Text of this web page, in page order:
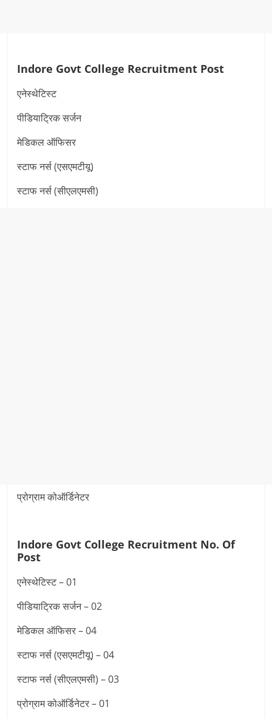
Indore Govt College Recruitment Post
एनेस्थेटिस्ट
पीडियाट्रिक सर्जन
मेडिकल ऑफिसर
स्टाफ नर्स (एसएमटीयू)
स्टाफ नर्स (सीएलएमसी)
प्रोग्राम कोऑर्डिनेटर
Indore Govt College Recruitment No. Of
Post
एनेस्थेटिस्ट – 01
पीडियाट्रिक सर्जन – 02
मेडिकल ऑफिसर – 04
स्टाफ नर्स (एसएमटीयू) – 04
स्टाफ नर्स (सीएलएमसी) – 03
प्रोग्राम कोऑर्डिनेटर – 01